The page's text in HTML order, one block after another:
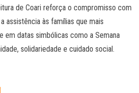
de Coari reforça o compromisso com
assistência às famílias que mais
em datas simbólicas como a Semana
solidariedade e cuidado social.